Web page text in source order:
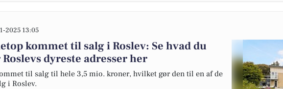
2025 13:05
kommet til salg i Roslev: Se hvad du
dyreste adresser her
til salg til hele 3,5 mio. kroner, hvilket gør den til en af de
i Roslev.